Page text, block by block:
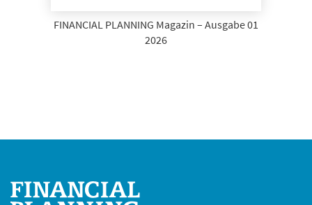
FINANCIAL PLANNING Magazin – Ausgabe 01
2026